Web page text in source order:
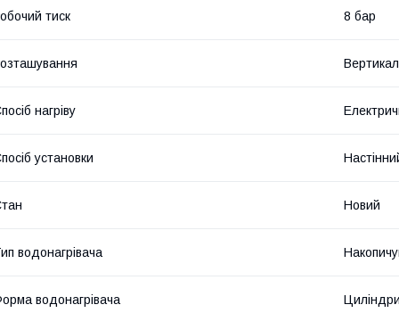
тиск 8 бар
нагріву
установки
Новий
водонагрівача
водонагрівача